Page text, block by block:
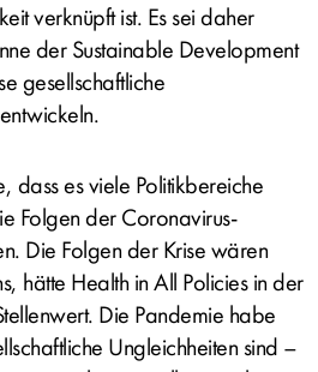
verknüpft ist. Es sei daher
der Sustainable Development
gesellschaftliche
dass es viele Politikbereiche
Folgen der Coronavirus-
Die Folgen der Krise wären
hätte Health in All Policies in der
Die Pandemie habe
Ungleichheiten sind –